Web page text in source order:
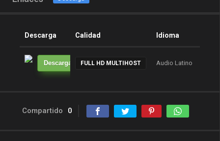
Descarga Calidad Idioma
Descarga FULL HD MULTIHOST Audio Latino
Compartido 0